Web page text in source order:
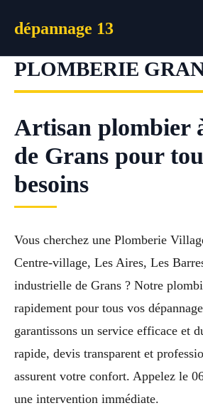
dépannage 13
PLOMBERIE
Artisan plombier
de Grans pour
besoins
Vous cherchez une Plomberie
Centre-village, Les Aires, Les
industrielle de Grans ? Notre
rapidement pour tous vos
garantissons un service efficace et
rapide, devis transparent et
assurent votre confort. Appelez le
une intervention immédiate.